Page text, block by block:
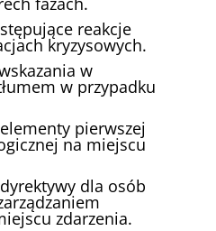
reakcje
kryzysowych.
w
w przypadku
pierwszej
na miejscu
dla osób
zdarzenia.